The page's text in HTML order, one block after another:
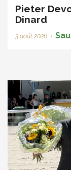
Pieter
Dinard
3 août 2026 •